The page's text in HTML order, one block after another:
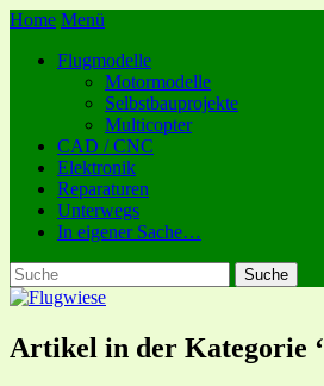
Home Menü
Flugmodelle
Motormodelle
Selbstbauprojekte
Multicopter
CAD / CNC
Elektronik
Reparaturen
Unterwegs
In eigener Sache…
Artikel in der Kategorie ‘